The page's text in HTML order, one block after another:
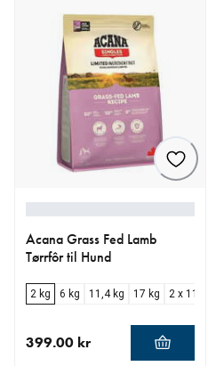
Acana Grass Fed Lamb
Tørrfôr til Hund
2 kg 6 kg 11,4 kg 17 kg 2 x 11,4 kg
399.00 kr